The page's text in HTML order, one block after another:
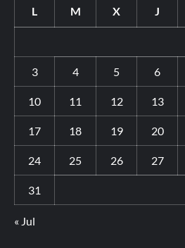
L M X J
3 4 5 6
10 11 12 13
17 18 19 20
24 25 26 27
31
« Jul